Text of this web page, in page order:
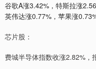
谷歌A涨3.42%，特斯拉涨
英伟达涨0.77%，苹果涨
芯片股：
费城半导体指数收涨2.82%，